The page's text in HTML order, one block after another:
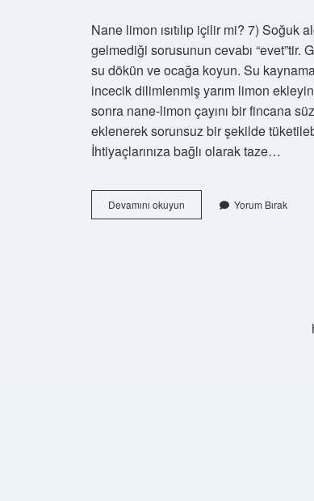
Nane limon ısıtılıp içilir mi? 7)
gelmediği sorusunun cevabı “evet”tir.
su dökün ve ocağa koyun. Su
incecik dilimlenmiş yarım limon
sonra nane-limon çayını bir fincana
eklenerek sorunsuz bir şekilde
İhtiyaçlarınıza bağlı olarak taze…
Devamını okuyun
Limon
Yorum Bırak